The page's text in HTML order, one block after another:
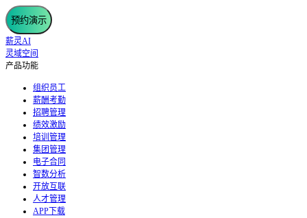
预约演示
薪灵AI
灵域空间
产品功能
组织员工
薪酬考勤
招聘管理
绩效激励
培训管理
集团管理
电子合同
智数分析
开放互联
人才管理
APP下载